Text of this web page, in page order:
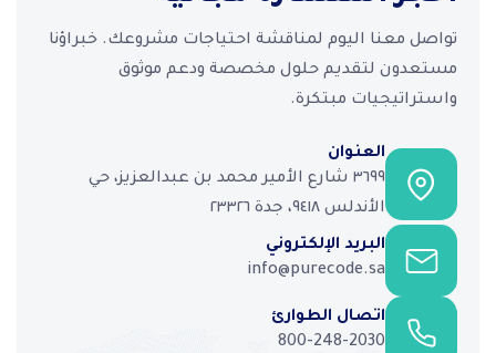
تواصل معنا اليوم لمناقشة احتياجات مشروعك. خبراؤنا
مستعدون لتقديم حلول مخصصة ودعم موثوق
واستراتيجيات مبتكرة.
العنوان
٣٦٩٩ شارع الأمير محمد بن عبدالعزيز، حي
الأندلس ٩٤١٨، جدة ٢٣٣٢٦
البريد الإلكتروني
info@purecode.sa
اتصال الطوارئ
800-248-2030